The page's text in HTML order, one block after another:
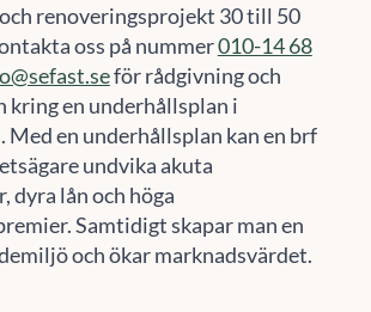
renoveringsprojekt 30 till 50
oss på nummer010-14 68
för rådgivning och
kring en underhållsplan i
Med en underhållsplan kan en brf
undvika akuta
dyra lån och höga
Samtidigt skapar man en
och ökar marknadsvärdet.